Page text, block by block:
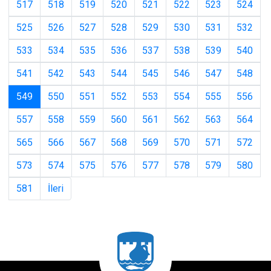
517 518 519 520 521 522 523
524
525
526 527 528 529 530 531
532
533
534 535 536 537 538 539
540
541
542 543 544 545 546 547
548
549(current)
550 551 552 553 554 555
556
557
558 559 560 561 562 563
564
565
566 567 568 569 570 571
572
573
574 575 576 577 578 579
580
581
İleri